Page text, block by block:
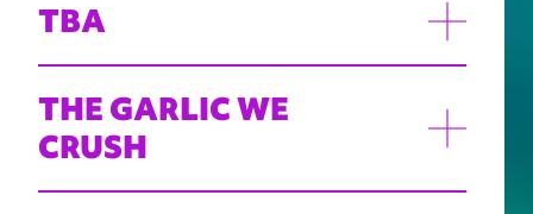
TBA
THE GARLIC WE
CRUSH